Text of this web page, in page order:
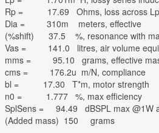
Rp = 17.69 Ohms, loss
Dia = 310m meters,
(%shift) 37.5 %, resonance with
Vas = 141.0 litres, air volume
mms = 95.10 grams, effective
cms = 176.2u m/N,
bl = 17.30 T*m, motor
n0 = 1.777 %, max
SplSens = 94.49 dBSPL max
(Added mass) 150